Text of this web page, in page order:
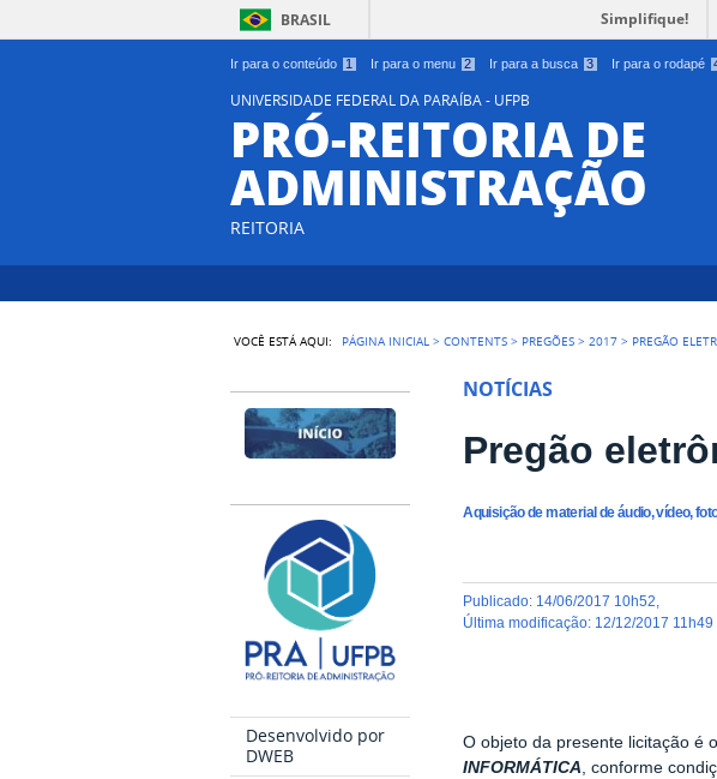
Ir para o conteúdo 1 Ir para o menu 2 Ir para a busca 3 Ir para o rodapé
BRASIL Simplifique!
UNIVERSIDADE FEDERAL DA PARAÍBA - UFPB
PRÓ-REITORIA DE
ADMINISTRAÇÃO
REITORIA
VOCÊ ESTÁ AQUI: PÁGINA INICIAL >CONTENTS > PREGÕES >2017 > PREGÃO
Desenvolvido por
DWEB
NOTÍCIAS
Pregão
Aquisição de material de áudio, vídeo,
publicado: 14/06/2017 10h52
última modificação: 12/12/2017 11h49
O objeto da presente licitação é
INFORMÁTICA, conforme